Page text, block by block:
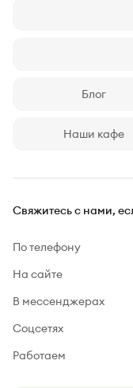
Блог
Наши кафе
Свяжитесь с нами,
По телефону
На сайте
В мессенджерах
Соцсетях
Работаем